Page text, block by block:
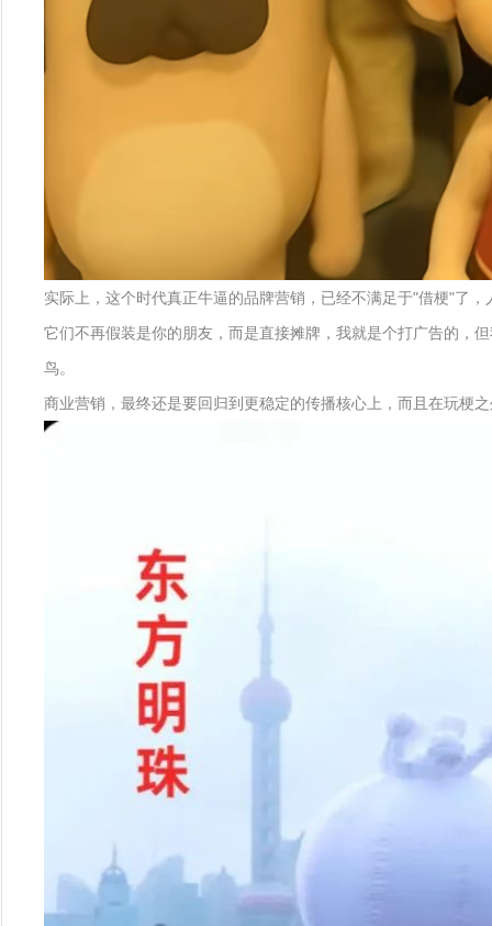
实际上，这个时代真正牛逼的品牌营销，已经不满足于"借梗"了
它们不再假装是你的朋友，而是直接摊牌，我就是个打广告的，
鸟。
商业营销，最终还是要回归到更稳定的传播核心上，而且在玩梗